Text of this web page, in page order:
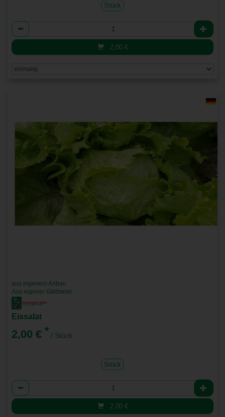
Stück
Anzahl
2,00 €
aus eigenem Anbau
Aus eigener Gärtnerei
Eissalat
2,00 € * / Stück
Stück
Anzahl
2,00 €